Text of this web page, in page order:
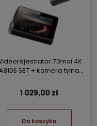
70mai 4K
SET + kamera tylna
1 029,00 zł
Do koszyka